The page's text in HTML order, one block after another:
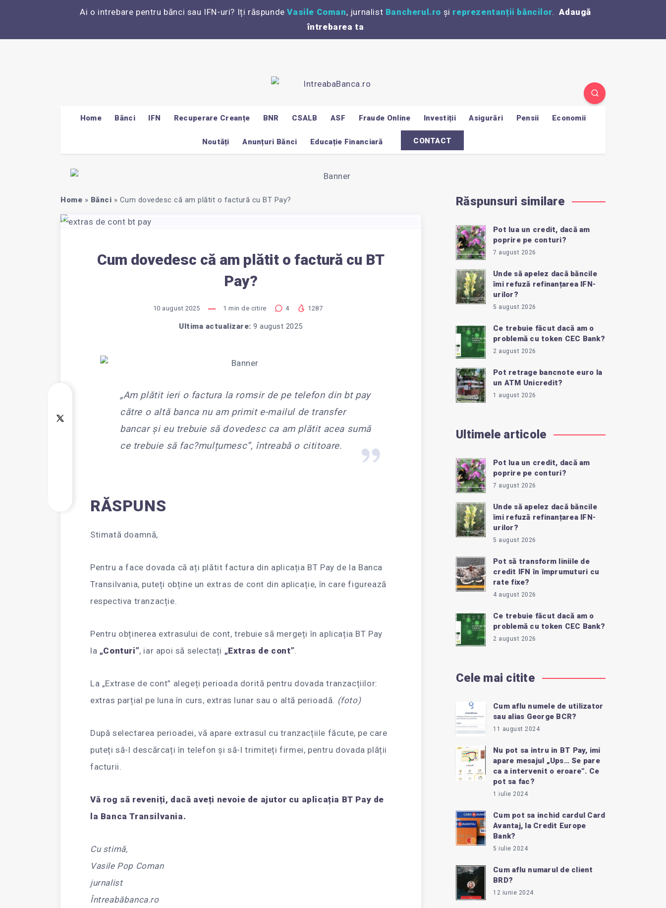
Ai o intrebare pentru bănci sau IFN-uri? Iți răspundeVasile Coman, jurnalist Bancherul.ro și reprezentanții băncilor. Adaugă
întrebarea ta
Home Bănci IFN Recuperare Creanțe BNR CSALB ASF Fraude Online Investiții Asigurări Pensii Economii
Noutăți Anunțuri Bănci Educație Financiară CONTACT
Home » Bănci » Cum dovedesc că am plătit o factură cu BT Pay?
Cum dovedesc că am plătit o factură cu BT
Pay?
10 august 2025 1 min de citire 4 1287
Ultima actualizare: 9 august 2025
„Am plătit ieri o factura la romsir de pe telefon din bt pay
către o altă banca nu am primit e-mailul de transfer
bancar și eu trebuie să dovedesc ca am plătit acea sumă
ce trebuie să fac?mulțumesc”, întreabă o cititoare.
RĂSPUNS
Stimată doamnă,
Pentru a face dovada că ați plătit factura din aplicația BT Pay de la Banca
Transilvania, puteți obține un extras de cont din aplicație, în care figurează
respectiva tranzacție.
Pentru obținerea extrasului de cont, trebuie să mergeți în aplicația BT Pay
la „Conturi”, iar apoi să selectați „Extras de cont”.
La „Extrase de cont” alegeți perioada dorită pentru dovada tranzacțiilor:
extras parțial pe luna în curs, extras lunar sau o altă perioadă. (foto)
După selectarea perioadei, vă apare extrasul cu tranzacțiile făcute, pe care
puteți să-l descărcați în telefon și să-l trimiteți firmei, pentru dovada plății
facturii.
Vă rog să reveniți, dacă aveți nevoie de ajutor cu aplicația BT Pay de
la Banca Transilvania.
Cu stimă,
Vasile Pop Coman
jurnalist
Întreabăbanca.ro
Răspunsuri similare
Pot lua un credit, dacă am
poprire pe conturi?
7 august 2026
Unde să apelez dacă băncile
îmi refuză refinanțarea IFN-
urilor?
5 august 2026
Ce trebuie făcut dacă am o
problemă cu token CEC Bank?
2 august 2026
Pot retrage bancnote euro la
un ATM Unicredit?
1 august 2026
Ultimele articole
Pot lua un credit, dacă am
poprire pe conturi?
7 august 2026
Unde să apelez dacă băncile
îmi refuză refinanțarea IFN-
urilor?
5 august 2026
Pot să transform liniile de
credit IFN în împrumuturi cu
rate fixe?
4 august 2026
Ce trebuie făcut dacă am o
problemă cu token CEC Bank?
2 august 2026
Cele mai citite
Cum aflu numele de utilizator
sau alias George BCR?
11 august 2024
Nu pot sa intru in BT Pay, imi
apare mesajul „Ups… Se pare
ca a intervenit o eroare”. Ce
pot sa fac?
1 iulie 2024
Cum pot sa inchid cardul Card
Avantaj, la Credit Europe
Bank?
5 iulie 2024
Cum aflu numarul de client
BRD?
12 iunie 2024